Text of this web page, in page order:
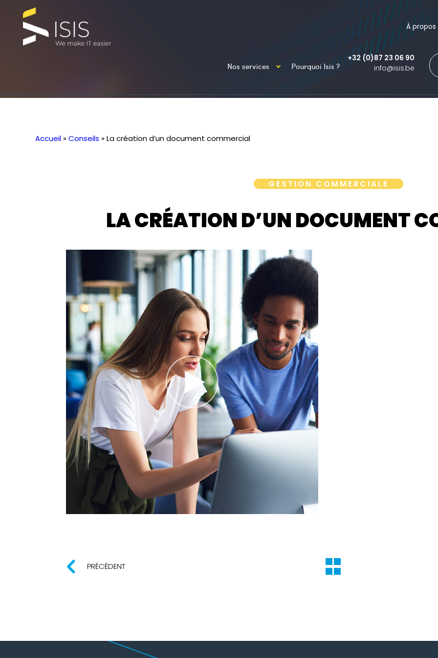
À propos
Nos services Pourquoi Isis ?
+32 (0)87 23 06 90
info@isis.be
Accueil »Conseils »La création d’un document commercial
GESTION COMMERCIALE
LA CRÉATION D’UN DOCUMENT
PRÉCÉDENT